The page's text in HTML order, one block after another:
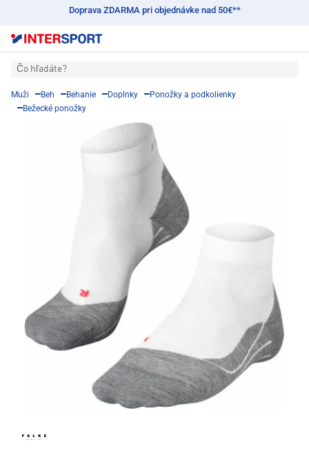
Doprava ZDARMA pri objednávke nad 50€**
Čo hľadáte?
Muži Beh Behanie Doplnky
Ponožky a podkolienky
Bežecké ponožky